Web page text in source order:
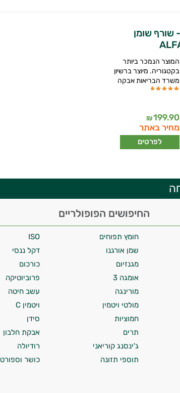
שורף שומן
המוצר הנמכר ביותר
בקטגוריה. מיוצר ברשיון
משרד הבריאות אבקה
199.90
₪
מחיר באתר
לפרטים
החיפושים הפופולריים
חומץ תפוחים
ISO
שמן אורגנו
דקל ננסי
מגנזיום
כורכום
אומגה 3
פרוביוטיקה
מורינגה
עשב חיטה
מולטי ויטמין
ויטמין C
חמוציות
סידן
תרים
אבקת חלבון
ג'ינסנג קוריאני
רודיולה
תוספי תזונה כושר וספורט